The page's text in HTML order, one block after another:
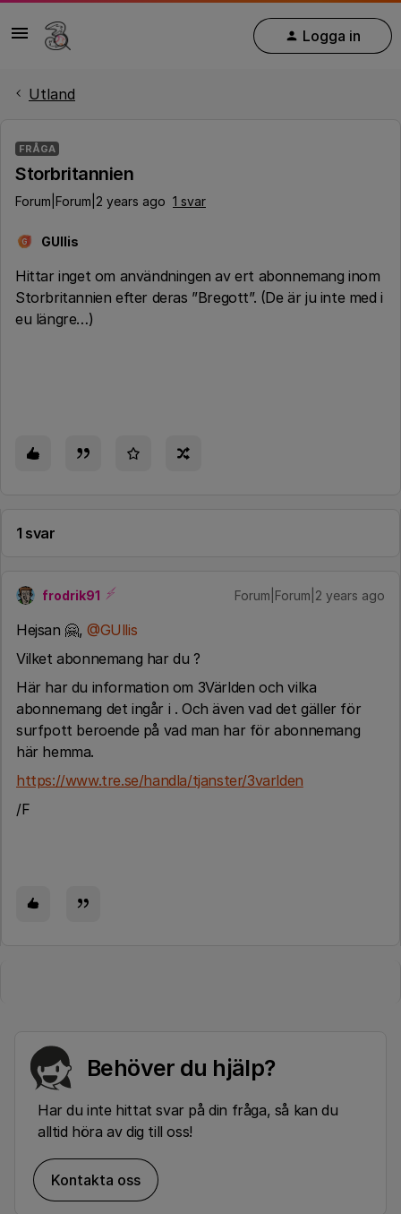
Logga in
Utland
FRÅGA
Storbritannien
Forum|Forum|2 years ago 1 svar
G GUllis
Hittar inget om användningen av ert abonnemang inom
Storbritannien efter deras ”Bregott”. (De är ju inte med i
eu längre…)
1 svar
frodrik91 Forum|Forum|2 years ago
Hejsan 🤗, @GUllis
Vilket abonnemang har du ?
Här har du information om 3Världen och vilka
abonnemang det ingår i . Och även vad det gäller för
surfpott beroende på vad man har för abonnemang
här hemma.
https://www.tre.se/handla/tjanster/3varlden
/F
Behöver du hjälp?
Har du inte hittat svar på din fråga, så kan du
alltid höra av dig till oss!
Kontakta oss